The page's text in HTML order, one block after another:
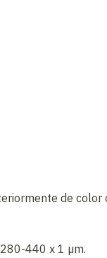
de
440 x 1 µm.